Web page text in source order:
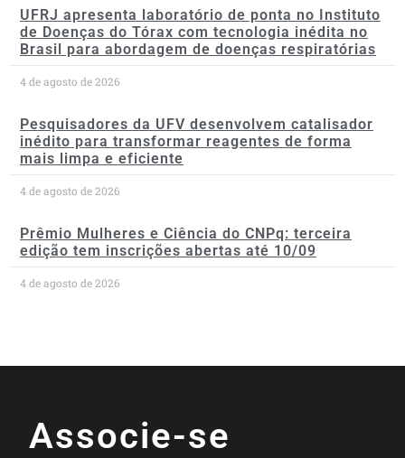
UFRJ apresenta laboratório de ponta no Instituto
de Doenças do Tórax com tecnologia inédita no
Brasil para abordagem de doenças respiratórias
4 de agosto de 2026
Pesquisadores da UFV desenvolvem catalisador
inédito para transformar reagentes de forma
mais limpa e eficiente
4 de agosto de 2026
Prêmio Mulheres e Ciência do CNPq: terceira
edição tem inscrições abertas até 10/09
4 de agosto de 2026
Associe-se